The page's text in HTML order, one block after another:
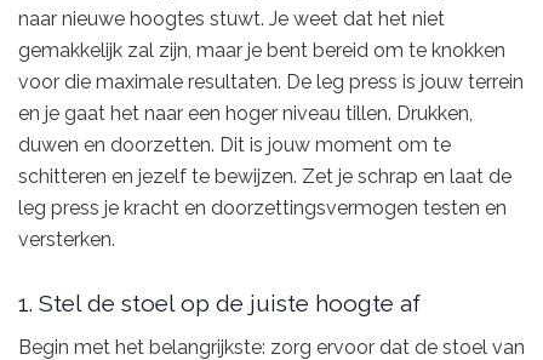
naar nieuwe hoogtes stuwt. Je weet dat het niet
gemakkelijk zal zijn, maar je bent bereid om te knokken
voor die maximale resultaten. De leg press is jouw terrein
en je gaat het naar een hoger niveau tillen. Drukken,
duwen en doorzetten. Dit is jouw moment om te
schitteren en jezelf te bewijzen. Zet je schrap en laat de
leg press je kracht en doorzettingsvermogen testen en
versterken.
1. Stel de stoel op de juiste hoogte af
Begin met het belangrijkste: zorg ervoor dat de stoel van